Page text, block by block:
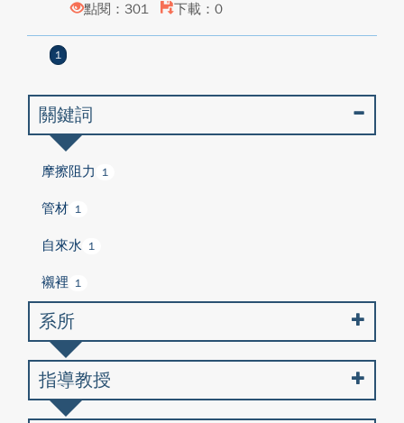
點閱：301
下載：0
1
關鍵詞
摩擦阻力 1
管材 1
自來水 1
襯裡 1
系所
指導教授